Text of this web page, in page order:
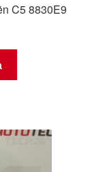
C5 8830E9